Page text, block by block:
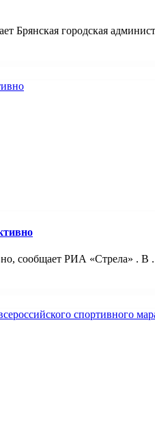
Брянская городская
сообщает РИА «Стрела» . В